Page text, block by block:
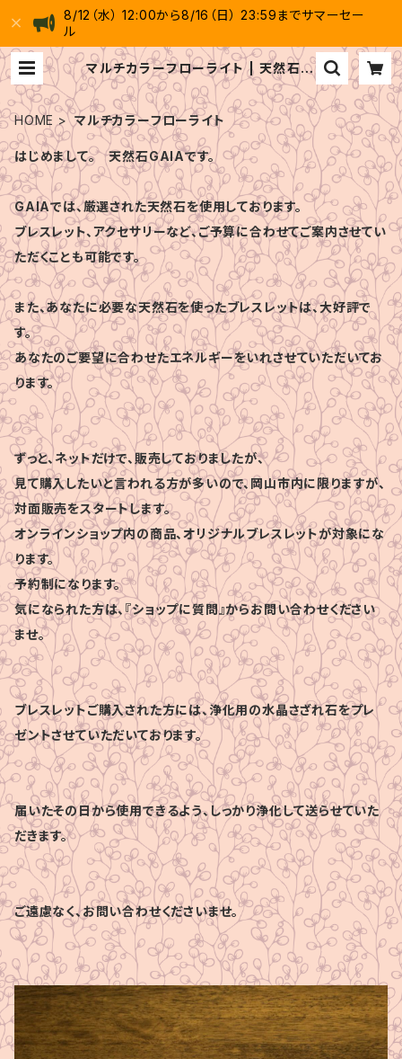
8/12（水） 12:00から8/16（日） 23:59までサマーセー
ル
マルチカラーフローライト | 天然石 G
AIA
HOME マルチカラーフローライト
はじめまして。 天然石GAIAです。
GAIAでは、厳選された天然石を使用しております。
ブレスレット、アクセサリーなど、ご予算に合わせてご案内させてい
ただくことも可能です。
また、あなたに必要な天然石を使ったブレスレットは、大好評で
す。
あなたのご要望に合わせたエネルギーをいれさせていただいてお
ります。
ずっと、ネットだけで、販売しておりましたが、
見て購入したいと言われる方が多いので、岡山市内に限りますが、
対面販売をスタートします。
オンラインショップ内の商品、オリジナルブレスレットが対象にな
ります。
予約制になります。
気になられた方は、『ショップに質問』からお問い合わせください
ませ。
ブレスレットご購入された方には、浄化用の水晶さざれ石をプレ
ゼントさせていただいております。
届いたその日から使用できるよう、しっかり浄化して送らせていた
だきます。
ご遠慮なく、お問い合わせくださいませ。